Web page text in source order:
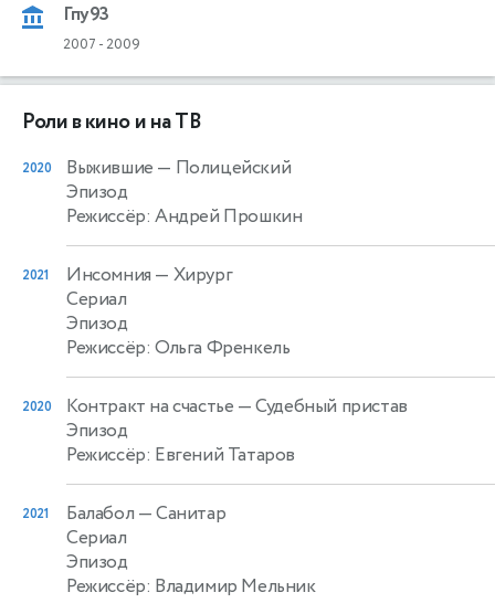
Гпу93
2007 - 2009
Роли в кино и на ТВ
2020 Выжившие — Полицейский
Эпизод
Режиссёр: Андрей Прошкин
2021 Инсомния — Хирург
Сериал
Эпизод
Режиссёр: Ольга Френкель
2020 Контракт на счастье — Судебный пристав
Эпизод
Режиссёр: Евгений Татаров
2021 Балабол — Санитар
Сериал
Эпизод
Режиссёр: Владимир Мельник